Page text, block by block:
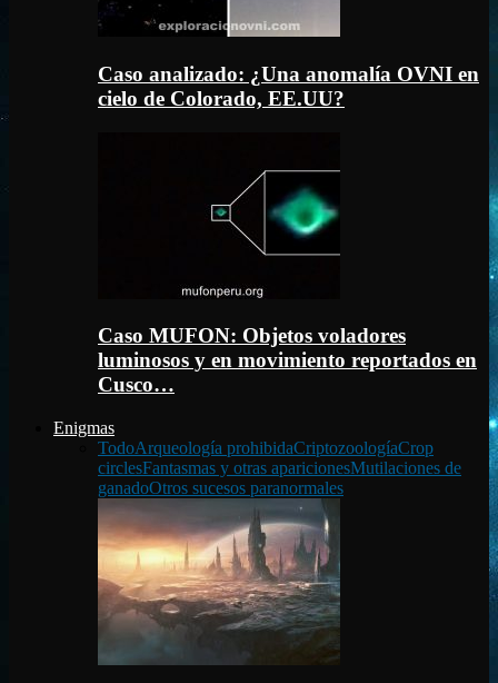
Caso analizado: ¿Una anomalía OVNI en
cielo de Colorado, EE.UU?
Caso MUFON: Objetos voladores
luminosos y en movimiento reportados en
Cusco…
Enigmas
TodoArqueología prohibidaCriptozoologíaCrop
circlesFantasmas y otras aparicionesMutilaciones de
ganadoOtros sucesos paranormales